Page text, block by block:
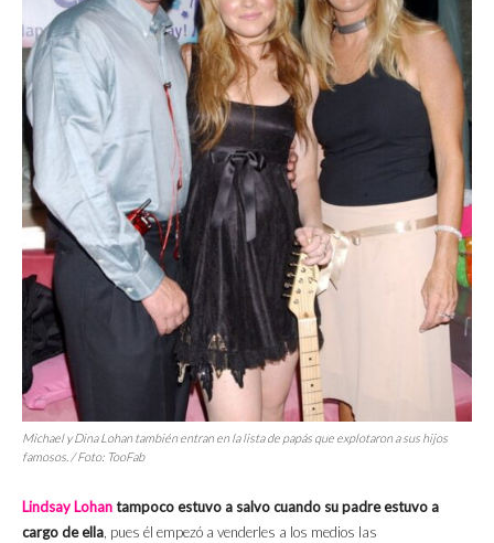
Michael y Dina Lohan también entran en la lista de papás que explotaron a sus hijos
famosos. / Foto: TooFab
Lindsay Lohantampoco estuvo a salvo cuando su padre estuvo a
cargo de ella , pues él empezó a venderles a los medios las